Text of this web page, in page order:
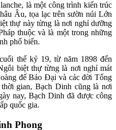
là một công trình kiến trúc
Âu, tọa lạc trên sườn núi Lớn
thự này từng là nơi nghỉ dưỡng
thuộc và là một trong những
phố biển.
thế kỷ 19, từ năm 1898 đến
biệt thự từng là nơi nghỉ mát
đế Bảo Đại và các đời Tổng
gian, Bạch Dinh cũng là nơi
nay, Bạch Dinh đã được công
quốc gia.
Phong